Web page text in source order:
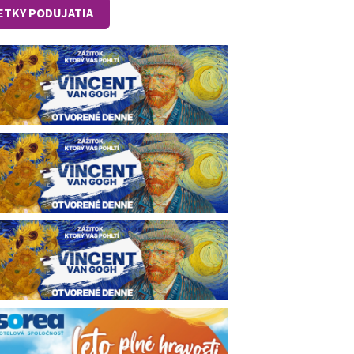
PODUJATIA